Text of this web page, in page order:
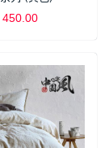
450.00